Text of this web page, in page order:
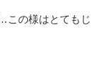
この様はとてもじ